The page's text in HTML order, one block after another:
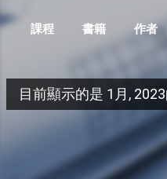
課程 書籍 作者
發
表
目前顯示的是 1月,